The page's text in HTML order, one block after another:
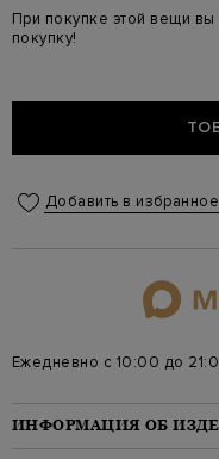
При покупке этой вещи
покупку!
Добавить в избранное
Ежедневно с 10:00 до
ИНФОРМАЦИЯ ОБ